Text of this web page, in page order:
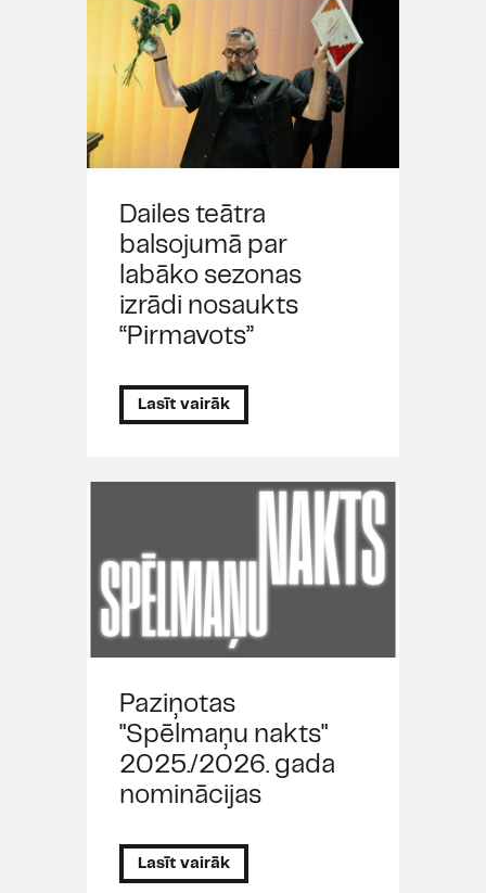
Dailes teātra
balsojumā par
labāko sezonas
izrādi nosaukts
“Pirmavots”
Lasīt vairāk
Paziņotas
"Spēlmaņu nakts"
2025./2026. gada
nominācijas
Lasīt vairāk